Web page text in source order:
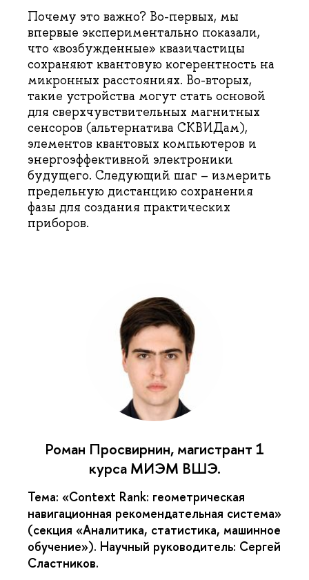
Почему это важно? Во-первых, мы
впервые экспериментально показали,
что «возбужденные» квазичастицы
сохраняют квантовую когерентность на
микронных расстояниях. Во-вторых,
такие устройства могут стать основой
для сверхчувствительных магнитных
сенсоров (альтернатива СКВИДам),
элементов квантовых компьютеров и
энергоэффективной электроники
будущего. Следующий шаг – измерить
предельную дистанцию сохранения
фазы для создания практических
приборов.
Роман Просвирнин, магистрант 1
курса МИЭМ ВШЭ.
Тема: «Context Rank: геометрическая
навигационная рекомендательная система»
(секция «Аналитика, статистика, машинное
обучение»). Научный руководитель: Сергей
Сластников.